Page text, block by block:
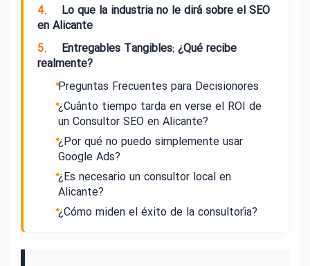
4.
Lo que la industria no le dirá sobre el SEO
en Alicante
5.
Entregables Tangibles: ¿Qué recibe
realmente?
Preguntas Frecuentes para Decisionores
¿Cuánto tiempo tarda en verse el ROI de
un Consultor SEO en Alicante?
¿Por qué no puedo simplemente usar
Google Ads?
¿Es necesario un consultor local en
Alicante?
¿Cómo miden el éxito de la consultoría?